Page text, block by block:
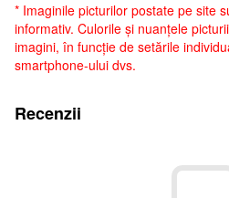
* Imaginile picturilor postate pe site
informativ. Culorile și nuanțele
imagini, în funcție de setările
smartphone-ului dvs.
Recenzii